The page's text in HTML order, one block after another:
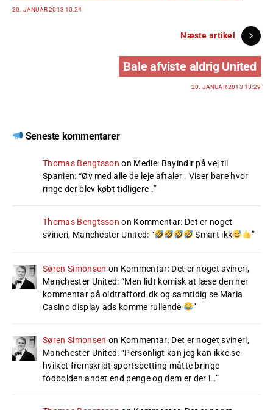
20. JANUAR 2013 10:24
Næste artikel
Bale afviste aldrig United
20. JANUAR 2013 13:29
Seneste kommentarer
Thomas Bengtsson on Medie: Bayindir på vej til
Spanien: “Øv med alle de leje aftaler . Viser bare hvor
ringe der blev købt tidligere .”
Thomas Bengtsson on Kommentar: Det er noget
svineri, Manchester United: “ Smart ikk ”
Søren Simonsen on Kommentar: Det er noget svineri,
Manchester United: “Men lidt komisk at læse den her
kommentar på oldtrafford.dk og samtidig se Maria
Casino display ads komme rullende
”
Søren Simonsen on Kommentar: Det er noget svineri,
Manchester United: “Personligt kan jeg kan ikke se
hvilket fremskridt sportsbetting måtte bringe
fodbolden andet end penge og dem er der i…”